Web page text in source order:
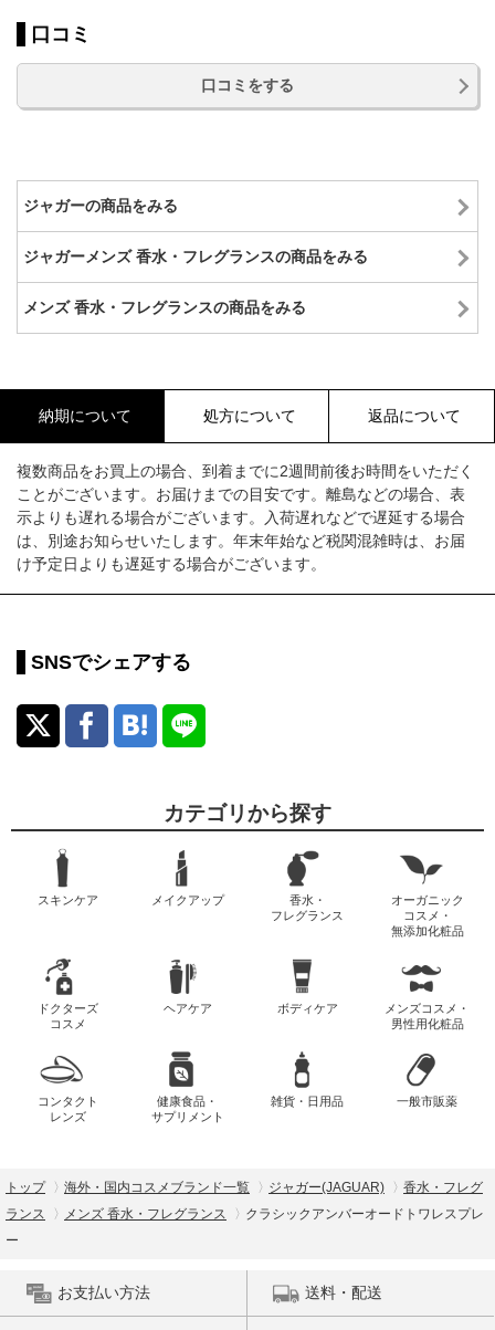
口コミ
口コミをする
ジャガーの商品をみる
ジャガーメンズ 香水・フレグランスの商品をみる
メンズ 香水・フレグランスの商品をみる
納期について 処方について 返品について
複数商品をお買上の場合、到着までに2週間前後お時間をいただく
ことがございます。お届けまでの目安です。離島などの場合、表
示よりも遅れる場合がございます。入荷遅れなどで遅延する場合
は、別途お知らせいたします。年末年始など税関混雑時は、お届
け予定日よりも遅延する場合がございます。
SNSでシェアする
カテゴリから探す
スキンケア メイクアップ
香水・
フレグランス
オーガニック
コスメ・
無添加化粧品
ドクターズ
コスメ
ヘアケア ボディケア
メンズコスメ・
男性用化粧品
コンタクト
レンズ
健康食品・
サプリメント
雑貨・日用品 一般市販薬
トップ 海外・国内コスメブランド一覧 ジャガー(JAGUAR)
香水・フレグ
ランス
メンズ 香水・フレグランス
クラシックアンバーオードトワレスプレ
ー
お支払い方法 送料・配送